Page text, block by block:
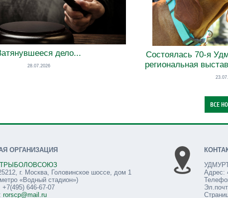
дело...
28.07.2026
Состоялась 70-я
региональная
ОРГАНИЗАЦИЯ
г. Москва, Головинское шоссе, дом 1
«Водный стадион»)
646-67-07
rorscp@mail.ru
Адрес: